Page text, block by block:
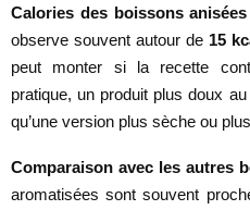
Calories des boissons
observe souvent autour de 15
peut monter si la recette
pratique, un produit plus doux
qu’une version plus sèche ou
Comparaison avec les autres
aromatisées sont souvent